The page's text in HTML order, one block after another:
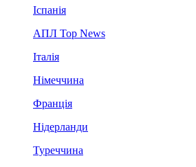
Іспанія
АПЛ Top News
Італія
Німеччина
Франція
Нідерланди
Туреччина